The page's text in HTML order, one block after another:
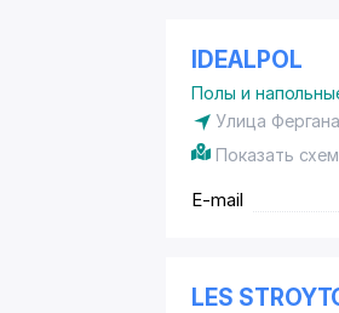
IDEALPOL
Полы и
Улица
Показать
E-mail
LES